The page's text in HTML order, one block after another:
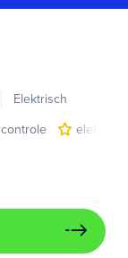
Elektrisch